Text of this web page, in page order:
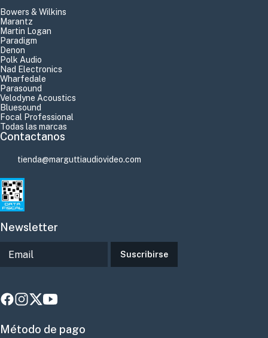
Bowers & Wilkins
Marantz
Martin Logan
Paradigm
Denon
Polk Audio
Nad Electronics
Wharfedale
Parasound
Velodyne Acoustics
Bluesound
Focal Professional
Todas las marcas
Contactanos
tienda@marguttiaudiovideo.com
Newsletter
Suscribirse
Método de pago